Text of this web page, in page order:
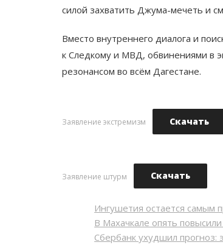
силой захватить Джума-мечеть и
Вместо внутреннего диалога и
к Следкому и МВД, обвинениями в
резонансом во всём Дагестане.
Заявление экстремизм Скачать
Заявление штурм Скачать
Ингушетия остается
В Махачкале опять
Сбербанк ухудшил прогноз: